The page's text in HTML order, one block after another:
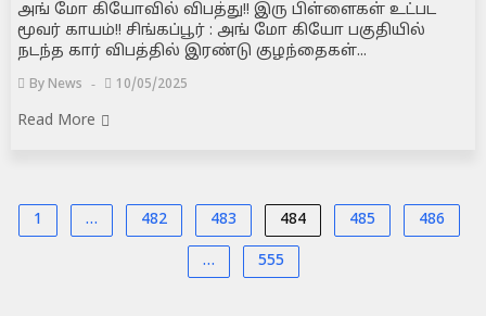
அங் மோ கியோவில் விபத்து!! இரு பிள்ளைகள் உட்பட
மூவர் காயம்!! சிங்கப்பூர் : அங் மோ கியோ பகுதியில்
நடந்த கார் விபத்தில் இரண்டு குழந்தைகள்...
By News 10/05/2025
Read More
1 … 482 483 484 485 486
… 555